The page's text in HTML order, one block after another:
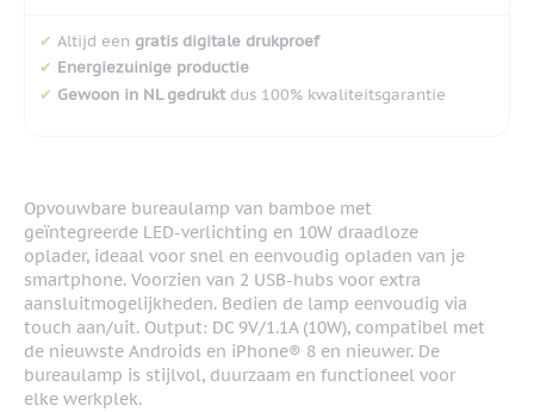
✔ Altijd een gratis digitale drukproef
✔ Energiezuinige productie
✔ Gewoon in NL gedruktdus 100% kwaliteitsgarantie
Opvouwbare bureaulamp van bamboe met
geïntegreerde LED-verlichting en 10W draadloze
oplader, ideaal voor snel en eenvoudig opladen van je
smartphone. Voorzien van 2 USB-hubs voor extra
aansluitmogelijkheden. Bedien de lamp eenvoudig via
touch aan/uit. Output: DC 9V/1.1A (10W), compatibel met
de nieuwste Androids en iPhone® 8 en nieuwer. De
bureaulamp is stijlvol, duurzaam en functioneel voor
elke werkplek.